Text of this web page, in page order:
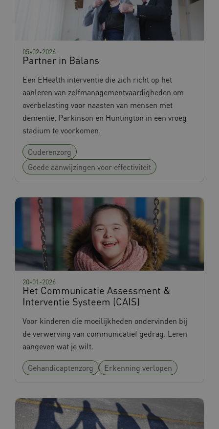
Partner in Balans
05-02-2026
Een EHealth interventie die zich richt op het
aanleren van zelfmanagementvaardigheden om
overbelasting voor naasten van mensen met
dementie, Parkinson en Huntington in een vroeg
stadium te voorkomen.
Ouderenzorg
Goede aanwijzingen voor effectiviteit
Het Communicatie Assessment &
Interventie Systeem (CAIS)
20-01-2026
Voor kinderen die moeilijkheden ondervinden bij
de verwerving van communicatief gedrag. Leren
aangeven wat je wilt.
Gehandicaptenzorg Erkenning verlopen
UMB_SESSION www.databankinterventies.nl
__Secure-YNID .youtube.com
__Secure-ROLLOUT_TOKEN
FPLC
ARRAffinitySameSite
Microsoft Corporation
.www.databankinterventies.nl
ASLBSA www.databankinterventies.nl
ASLBSACORS www.databankinterventies.nl